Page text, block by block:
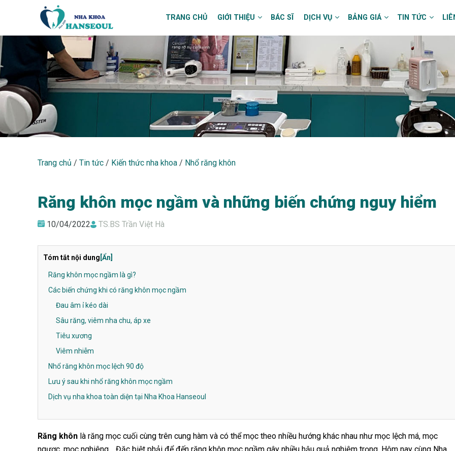
TRANG CHỦ GIỚI THIỆU BÁC SĨ DỊCH VỤ BẢNG GIÁ TIN TỨC
NHỔ RĂNG KHÔN
Trang chủ / Tin tức / Kiến thức nha khoa / Nhổ răng khôn
Răng khôn mọc ngầm và những biến chứng nguy hiểm
10/04/2022 TS.BS Trần Việt Hà
Tóm tắt nội dung [Ẩn]
Răng khôn mọc ngầm là gì?
Các biến chứng khi có răng khôn mọc ngầm
Đau âm ỉ kéo dài
Sâu răng, viêm nha chu, áp xe
Tiêu xương
Viêm nhiễm
Nhổ răng khôn mọc lệch 90 độ
Lưu ý sau khi nhổ răng khôn mọc ngầm
Dịch vụ nha khoa toàn diện tại Nha Khoa Hanseoul
Răng khôn là răng mọc cuối cùng trên cung hàm và có thể mọc theo nhiều hướng khác nhau như mọc lệch má, mọc